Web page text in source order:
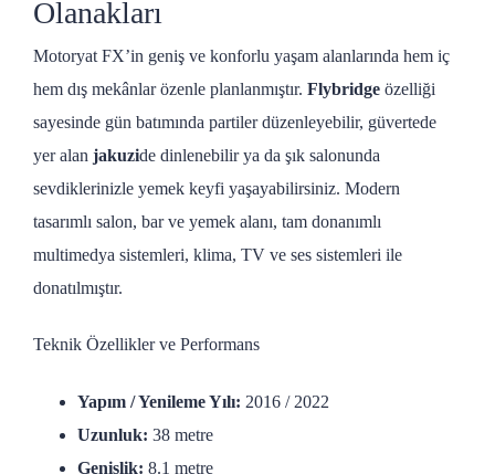
Olanakları
Motoryat FX’in geniş ve konforlu yaşam alanlarında hem iç
hem dış mekânlar özenle planlanmıştır. Flybridge özelliği
sayesinde gün batımında partiler düzenleyebilir, güvertede
yer alan jakuzide dinlenebilir ya da şık salonunda
sevdiklerinizle yemek keyfi yaşayabilirsiniz. Modern
tasarımlı salon, bar ve yemek alanı, tam donanımlı
multimedya sistemleri, klima, TV ve ses sistemleri ile
donatılmıştır.
Teknik Özellikler ve Performans
Yapım / Yenileme Yılı: 2016 / 2022
Uzunluk: 38 metre
Genişlik: 8.1 metre